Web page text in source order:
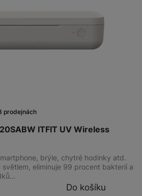
ITFIT UV Wireless
prodejnách
brýle, chytré hodinky atd.
světlem, eliminuje 99 procent bakterií a
Do košíku